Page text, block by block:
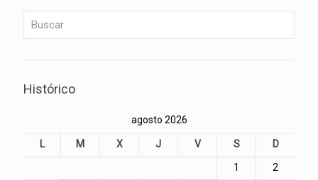
Histórico
agosto 2026
L M X J V S D
1 2